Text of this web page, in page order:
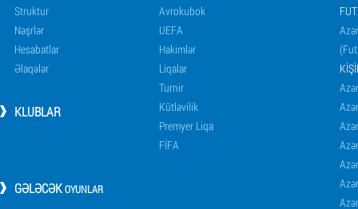
Struktur
Nəşrlər
Hesabatlar
Əlaqələr
KLUBLAR
Avrokubok
UEFA
Hakimlər
Liqalar
Turnir
Kütləvilik
Premyer Liqa
FİFA
GƏLƏCƏKOYUNLAR